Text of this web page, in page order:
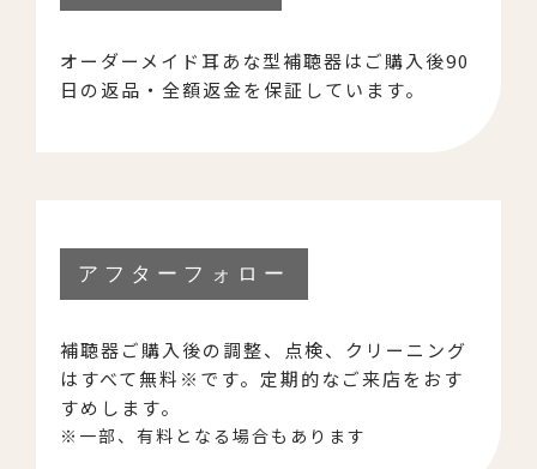
オーダーメイド耳あな型補聴器はご購入後90
日の返品・全額返金を保証しています。
アフターフォロー
補聴器ご購入後の調整、点検、クリーニング
はすべて無料※です。定期的なご来店をおす
すめします。
※一部、有料となる場合もあります